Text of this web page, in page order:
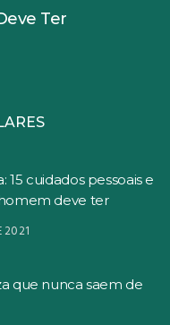
Ter
15 cuidados pessoais e
deve ter
2021
que nunca saem de